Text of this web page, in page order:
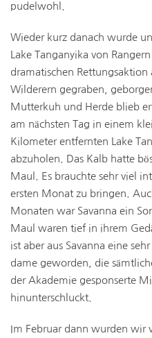
pudelwohl.
Wieder kurz danach wurde
Lake Tanganyika von
dramatischen
Wilderern gegraben,
Mutterkuh und Herde blieb
am nächsten Tag in einem
Kilometer entfernten Lake
abzuholen. Das Kalb hatte
Maul. Es brauchte sehr viel
ersten Monat zu bringen.
Monaten war Savanna ein
Maul waren tief in ihrem
ist aber aus Savanna eine
dame geworden, die
der Akademie gesponserte
hinunterschluckt.
Im Februar dann wurden wir